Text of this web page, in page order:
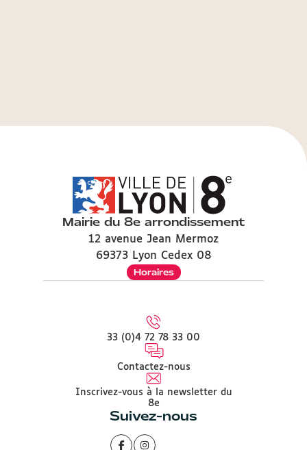
Mairie du 8e arrondissement
12 avenue Jean Mermoz
69373 Lyon Cedex 08
Horaires
33 (0)4 72 78 33 00
Contactez-nous
Inscrivez-vous à la newsletter du
8e
Suivez-nous